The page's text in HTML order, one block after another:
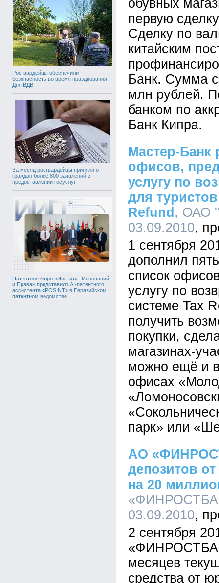
Росгвардейцы обеспечили
безопасность во время празднования
Дня ВДВ
За месяц росгвардейцы приняли от
граждан более 800 заявлений о
предоставлении госуслуг
Патентное бюро «Институт Инноваций
и Права» представило AI-патентного
ассистента «POSINT» в Евразийском
патентном ведомстве
обувных
первую
Сделку по
китайским
Банк. Сумма
млн рублей.
банком по
Банк Кипра.
Мастер-Банк
офисов,
услугу по
для
Refund , ОАО
03.09.2010
1 сентября
дополнил
список
услугу по
системе Tax
получить
покупки,
магазинах-
можно ещё и
офисах
парк» или
АО
депозитов
на 20
03.09.2010
2 сентября
месяцев
средства от